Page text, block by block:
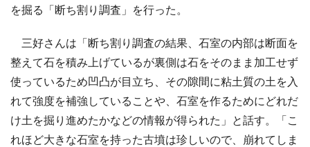
を掘る「断ち割り調査」を行った。
三好さんは「断ち割り調査の結果、石室の内部は断面を
整えて石を積み上げているが裏側は石をそのまま加工せず
使っているため凹凸が目立ち、その隙間に粘土質の土を入
れて強度を補強していることや、石室を作るためにどれだ
け土を掘り進めたかなどの情報が得られた」と話す。「こ
れほど大きな石室を持った古墳は珍しいので、崩れてしま